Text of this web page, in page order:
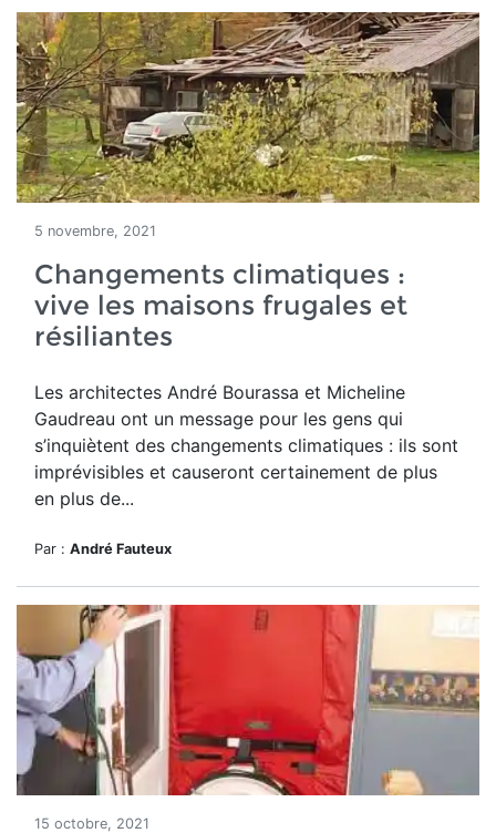
5 novembre, 2021
Changements climatiques :
vive les maisons frugales et
résiliantes
Les architectes André Bourassa et Micheline
Gaudreau ont un message pour les gens qui
s’inquiètent des changements climatiques : ils sont
imprévisibles et causeront certainement de plus
en plus de...
Par : André Fauteux
15 octobre, 2021